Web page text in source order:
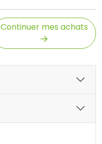
Continuer mes achats